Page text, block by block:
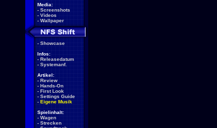
Media:
- Screenshots
- Videos
- Wallpaper
- Showcase
Infos:
- Releasedatum
- Systemanf.
Artikel:
- Review
- Hands-On
- First Look
- Settings Guide
- Eigene Musik
Spielinhalt:
- Wagen
- Strecken